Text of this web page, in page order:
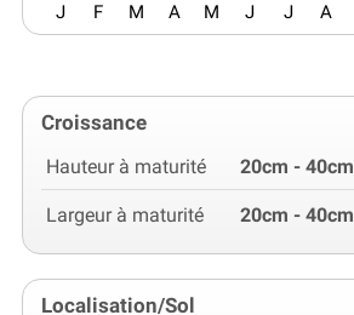
J F M A M J J A
Croissance
Hauteur à maturité 20cm - 40cm
Largeur à maturité 20cm - 40cm
Localisation/Sol